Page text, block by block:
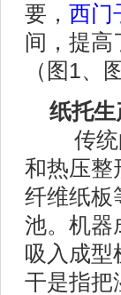
要， 西门
间，提高
（图1、
纸托生
传统的
和热压整
纤维纸板
池。机器
吸入成型
干是指把